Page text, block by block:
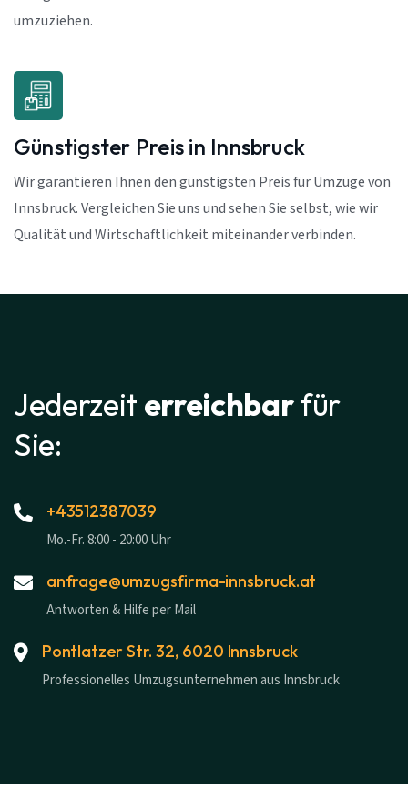
umzuziehen.
Günstigster Preis in Innsbruck
Wir garantieren Ihnen den günstigsten Preis für Umzüge von
Innsbruck. Vergleichen Sie uns und sehen Sie selbst, wie wir
Qualität und Wirtschaftlichkeit miteinander verbinden.
Jederzeit erreichbarfür
Sie:
+43512387039
Mo.-Fr. 8:00 - 20:00 Uhr
anfrage@umzugsfirma-innsbruck.at
Antworten & Hilfe per Mail
Pontlatzer Str. 32, 6020 Innsbruck
Professionelles Umzugsunternehmen aus Innsbruck